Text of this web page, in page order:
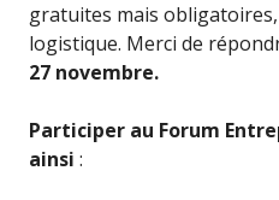
gratuites mais
logistique. Merci de
27 novembre.
Participer au Forum
ainsi :